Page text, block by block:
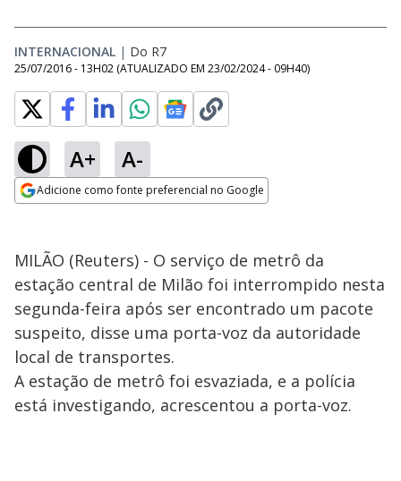
INTERNACIONAL | Do R7
25/07/2016 - 13H02 (ATUALIZADO EM 23/02/2024 - 09H40)
A+ A-
Adicione como fonte preferencial no Google
MILÃO (Reuters) - O serviço de metrô da
estação central de Milão foi interrompido nesta
segunda-feira após ser encontrado um pacote
suspeito, disse uma porta-voz da autoridade
local de transportes.
A estação de metrô foi esvaziada, e a polícia
está investigando, acrescentou a porta-voz.